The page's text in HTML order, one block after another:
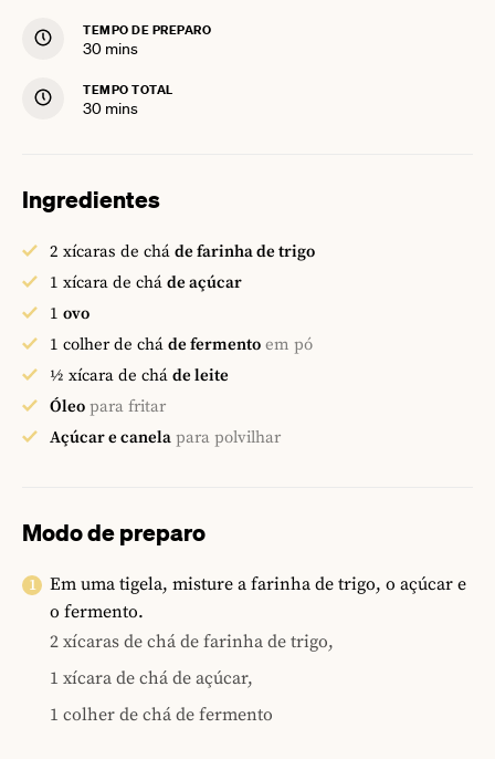
TEMPO DE PREPARO
30minutes
mins
TEMPO TOTAL
30minutes
mins
Ingredientes
2 xícaras de chá de farinha de trigo
1 xícara de chá de açúcar
1 ovo
1 colher de chá de fermento em pó
½ xícara de chá de leite
Óleo para fritar
Açúcar e canela para polvilhar
Modo de preparo
Em uma tigela, misture a farinha de trigo, o açúcar e
o fermento.
2 xícaras de chá de farinha de trigo,
1 xícara de chá de açúcar,
1 colher de chá de fermento